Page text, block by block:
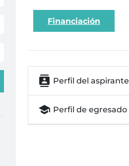
Financiación
contacts Perfil del aspirante
school Perfil de egresado